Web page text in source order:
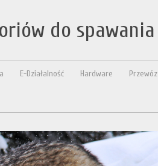
do spawania
E-Działalność Hardware Przewóz